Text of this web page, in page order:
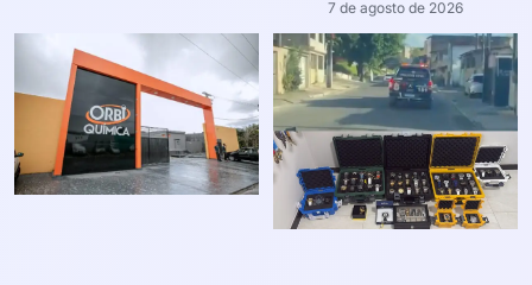
7 de agosto de 2026